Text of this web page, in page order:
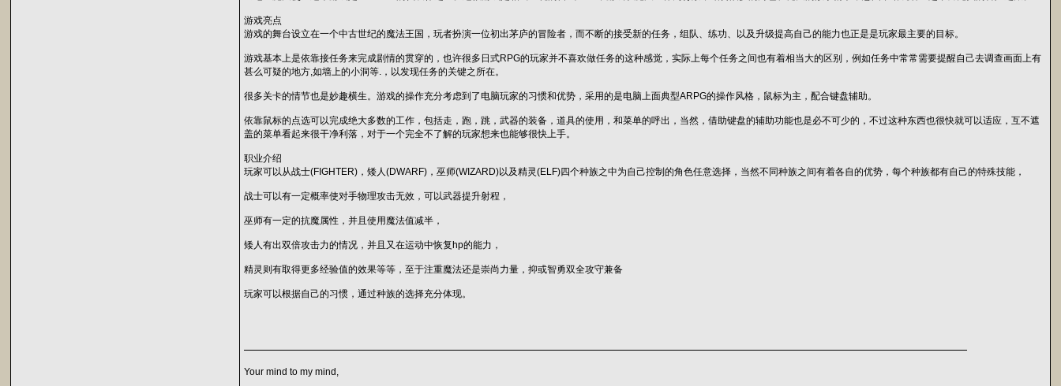
游戏亮点
游戏的舞台设立在一个中古世纪的魔法王国，玩者扮演一位初出茅庐的冒险者，而不断的接受新的任务，组队、练功、以及升级提高自己的能力也正是是玩家最主要的目标。
游戏基本上是依靠接任务来完成剧情的贯穿的，也许很多日式RPG的玩家并不喜欢做任务的这种感觉，实际上每个任务之间也有着相当大的区别，例如任务中常常需要提醒自己去调查画面上有
甚么可疑的地方,如墙上的小洞等.，以发现任务的关键之所在。
很多关卡的情节也是妙趣横生。游戏的操作充分考虑到了电脑玩家的习惯和优势，采用的是电脑上面典型ARPG的操作风格，鼠标为主，配合键盘辅助。
依靠鼠标的点选可以完成绝大多数的工作，包括走，跑，跳，武器的装备，道具的使用，和菜单的呼出，当然，借助键盘的辅助功能也是必不可少的，不过这种东西也很快就可以适应，互不遮
盖的菜单看起来很干净利落，对于一个完全不了解的玩家想来也能够很快上手。
职业介绍
玩家可以从战士(FIGHTER)，矮人(DWARF)，巫师(WIZARD)以及精灵(ELF)四个种族之中为自己控制的角色任意选择，当然不同种族之间有着各自的优势，每个种族都有自己的特殊技能，
战士可以有一定概率使对手物理攻击无效，可以武器提升射程，
巫师有一定的抗魔属性，并且使用魔法值减半，
矮人有出双倍攻击力的情况，并且又在运动中恢复hp的能力，
精灵则有取得更多经验值的效果等等，至于注重魔法还是崇尚力量，抑或智勇双全攻守兼备
玩家可以根据自己的习惯，通过种族的选择充分体现。
Your mind to my mind,